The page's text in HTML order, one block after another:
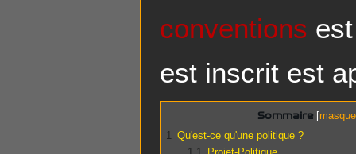
conventions
est inscrit est
Sommaire
1
Qu'est-ce qu'une politique ?